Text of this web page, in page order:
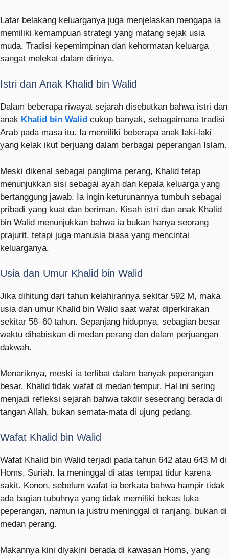
Latar belakang keluarganya juga menjelaskan mengapa ia
memiliki kemampuan strategi yang matang sejak usia
muda. Tradisi kepemimpinan dan kehormatan keluarga
sangat melekat dalam dirinya.
Istri dan Anak Khalid bin Walid
Dalam beberapa riwayat sejarah disebutkan bahwa istri dan
anak Khalid bin Walid cukup banyak, sebagaimana tradisi
Arab pada masa itu. Ia memiliki beberapa anak laki-laki
yang kelak ikut berjuang dalam berbagai peperangan Islam.
Meski dikenal sebagai panglima perang, Khalid tetap
menunjukkan sisi sebagai ayah dan kepala keluarga yang
bertanggung jawab. Ia ingin keturunannya tumbuh sebagai
pribadi yang kuat dan beriman. Kisah istri dan anak Khalid
bin Walid menunjukkan bahwa ia bukan hanya seorang
prajurit, tetapi juga manusia biasa yang mencintai
keluarganya.
Usia dan Umur Khalid bin Walid
Jika dihitung dari tahun kelahirannya sekitar 592 M, maka
usia dan umur Khalid bin Walid saat wafat diperkirakan
sekitar 58–60 tahun. Sepanjang hidupnya, sebagian besar
waktu dihabiskan di medan perang dan dalam perjuangan
dakwah.
Menariknya, meski ia terlibat dalam banyak peperangan
besar, Khalid tidak wafat di medan tempur. Hal ini sering
menjadi refleksi sejarah bahwa takdir seseorang berada di
tangan Allah, bukan semata-mata di ujung pedang.
Wafat Khalid bin Walid
Wafat Khalid bin Walid terjadi pada tahun 642 atau 643 M di
Homs, Suriah. Ia meninggal di atas tempat tidur karena
sakit. Konon, sebelum wafat ia berkata bahwa hampir tidak
ada bagian tubuhnya yang tidak memiliki bekas luka
peperangan, namun ia justru meninggal di ranjang, bukan di
medan perang.
Makannya kini diyakini berada di kawasan Homs, yang